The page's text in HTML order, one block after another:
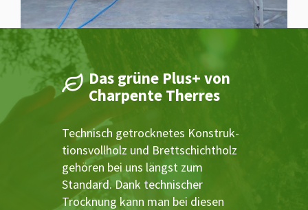
Das grüne Plus+ von
Charpente Therres
Technisch getrocknetes Konstruk­
tionsvollholz und Brettschichtholz
gehören bei uns längst zum
Standard. Dank technischer
Trocknung kann man bei diesen